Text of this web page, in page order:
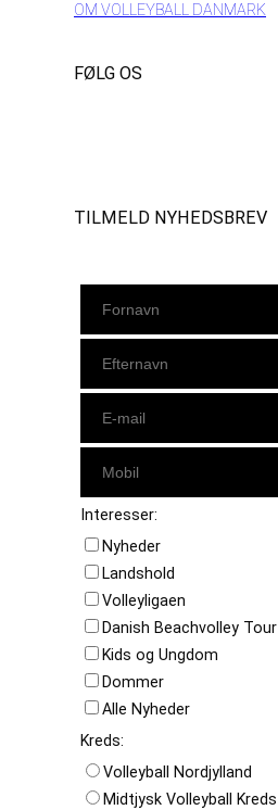
OM VOLLEYBALL DANMARK
FØLG OS
TILMELD NYHEDSBREV
Interesser:
Nyheder
Landshold
Volleyligaen
Danish Beachvolley Tour
Kids og Ungdom
Dommer
Alle Nyheder
Kreds:
Volleyball Nordjylland
Midtjysk Volleyball Kreds